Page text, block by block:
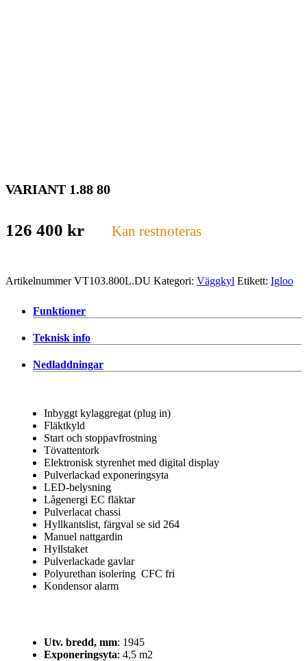
VARIANT 1.88 80
126 400 kr Kan restnoteras
ArtikelnummerVT103.800L.DU Kategori: Väggkyl Etikett: Igloo
Funktioner
Teknisk info
Nedladdningar
Inbyggt kylaggregat (plug in)
Fläktkyld
Start och stoppavfrostning
Tövattentork
Elektronisk styrenhet med digital display
Pulverlackad exponeringsyta
LED-belysning
Lågenergi EC fläktar
Pulverlacat chassi
Hyllkantslist, färgval se sid 264
Manuel nattgardin
Hyllstaket
Pulverlackade gavlar
Polyurethan isolering CFC fri
Kondensor alarm
Utv. bredd, mm: 1945
Exponeringsyta: 4,5 m2